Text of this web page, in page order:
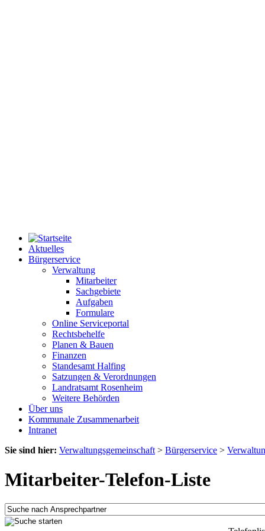
Aktuelles
Bürgerservice
Verwaltung
Mitarbeiter
Sachgebiete
Aufgaben
Formulare
Online Serviceportal
Rechtsbehelfe
Planen & Bauen
Finanzen
Standesamt Halfing
Satzungen & Verordnungen
Landratsamt Rosenheim
Weitere Behörden
Über uns
Kommunale Zusammenarbeit
Intranet
Sie sind hier: Verwaltungsgemeinschaft > Bürgerservice >
Mitarbeiter-Telefon-Liste